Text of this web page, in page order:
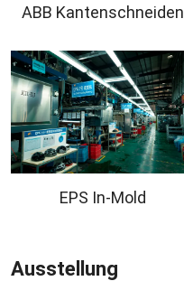
ABB Kantenschneiden
EPS In-Mold
Ausstellung